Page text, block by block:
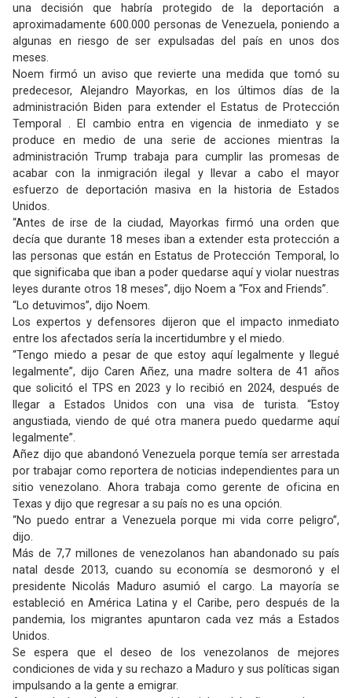
una decisión que habría protegido de la deportación a
aproximadamente 600.000 personas de Venezuela, poniendo a
algunas en riesgo de ser expulsadas del país en unos dos
meses.
Noem firmó un aviso que revierte una medida que tomó su
predecesor, Alejandro Mayorkas, en los últimos días de la
administración Biden para extender el Estatus de Protección
Temporal . El cambio entra en vigencia de inmediato y se
produce en medio de una serie de acciones mientras la
administración Trump trabaja para cumplir las promesas de
acabar con la inmigración ilegal y llevar a cabo el mayor
esfuerzo de deportación masiva en la historia de Estados
Unidos.
“Antes de irse de la ciudad, Mayorkas firmó una orden que
decía que durante 18 meses iban a extender esta protección a
las personas que están en Estatus de Protección Temporal, lo
que significaba que iban a poder quedarse aquí y violar nuestras
leyes durante otros 18 meses”, dijo Noem a “Fox and Friends”.
“Lo detuvimos”, dijo Noem.
Los expertos y defensores dijeron que el impacto inmediato
entre los afectados sería la incertidumbre y el miedo.
“Tengo miedo a pesar de que estoy aquí legalmente y llegué
legalmente”, dijo Caren Añez, una madre soltera de 41 años
que solicitó el TPS en 2023 y lo recibió en 2024, después de
llegar a Estados Unidos con una visa de turista. “Estoy
angustiada, viendo de qué otra manera puedo quedarme aquí
legalmente”.
Añez dijo que abandonó Venezuela porque temía ser arrestada
por trabajar como reportera de noticias independientes para un
sitio venezolano. Ahora trabaja como gerente de oficina en
Texas y dijo que regresar a su país no es una opción.
“No puedo entrar a Venezuela porque mi vida corre peligro”,
dijo.
Más de 7,7 millones de venezolanos han abandonado su país
natal desde 2013, cuando su economía se desmoronó y el
presidente Nicolás Maduro asumió el cargo. La mayoría se
estableció en América Latina y el Caribe, pero después de la
pandemia, los migrantes apuntaron cada vez más a Estados
Unidos.
Se espera que el deseo de los venezolanos de mejores
condiciones de vida y su rechazo a Maduro y sus políticas sigan
impulsando a la gente a emigrar.